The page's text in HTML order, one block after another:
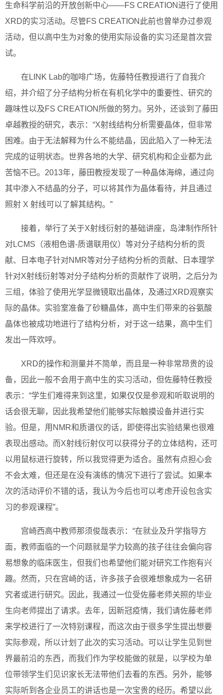
生命科学前沿的开放创新中心——FS CREATION进行了使用
XRD的实习活动。尽管FS CREATION此前也曾举办过参观
活动，但以高中生为对象的使用实际设备的实习还是首次尝
试。
在LINK Lab的咖啡广场，佐藤特任教授进行了自我介
绍，并介绍了分子结构分析在有机化学中的重要性、研究的
趣味性以及FS CREATION所做的努力。另外，还谈到了藤田
卓越教授的研究，表示：“X射线结构分析需要晶体，但非常
困难。由于无法解释为什么不能结晶，因此陷入了一种无法
完成的证明状态。世界各地的大学、研究机构和企业都为此
苦恼不已。2013年，藤田教授发现了一种晶体海绵，通过向
其中渗入不结晶的分子，可以将其作为晶体看待，并且通过
照射 X 射线可以了解其结构。”
接着，举行了关于X射线衍射的基础讲座，岛津制作所针
对LCMS（液相色谱-质谱联用仪）等对分子结构分析的贡
献、日本电子针对NMR等对分子结构分析的贡献、日本理学
针对X射线衍射等对分子结构分析的贡献作了说明，之后分为
三组，体验了使用光学显微镜取出晶体，及通过XRD观察实
际的晶体。实验室准备了砂糖晶体，高中生们带来的谷氨酸
晶体也被成功地进行了结构分析，对于这一结果，高中生们
发出一阵欢呼。
XRD的操作和测量并不简单，而且是一种非常昂贵的设
备，因此一般不会用于高中生的实习活动，但佐藤特任教授
表示：“学生们难得来到这里，如果仅仅是参观和听取说明的
话会很无聊，因此我希望他们能够实际触摸设备并进行实
验。但是，用NMR和质谱仪的话，即使得出实验结果也很难
表现出感动。而X射线衍射仪可以获得分子的立体结构，还可
以用鼠标进行旋转，所以我觉得更为适合。虽然有点担心会
不会太难，但还是在没有演练的情况下进行了尝试。如果本
次的活动评价不错的话，我认为今后也可以考虑开设包含实
习的参观课程”。
宫崎西高中教师那须俊哉表示：“在就业及升学指导方
面，教师面临的一个问题就是学力较高的孩子往往会偏向容
易想象的临床医生，但我们也希望他们能对研究工作抱有兴
趣。然而，只在宫崎的话，许多孩子会很难想象成为一名研
究者或进行研究。因此，我通过一位受佐藤老师关照的毕业
生向老师提出了请求。去年，因新冠疫情，我们请佐藤老师
来学校进行了一次特别课程，而这次由于很多学生提出想要
实际参观，所以计划了此次的实习活动。可以让学生见到世
界最前沿的东西，而我们作为学校能做的就是，以学校为单
位带领学生们见识家长无法带他们去看的东西。另外，能够
实际听到各企业员工的讲话也是一次宝贵的经历。希望以此